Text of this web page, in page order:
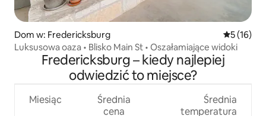
Dom w: Fredericksburg Średnia
5 (16)
Luksusowa oaza • Blisko Main St • Oszałamiające widoki
Fredericksburg – kiedy najlepiej
odwiedzić to miejsce?
Miesiąc
Średnia
cena
Średnia
temperatura